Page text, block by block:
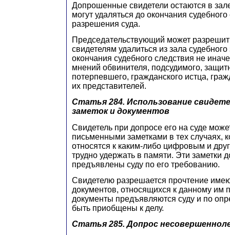
Допрошенные свидетели остаются в
могут удаляться до окончания
разрешения суда.
Председательствующий может
свидетелям удалиться из зала
окончания судебного следствия не
мнений обвинителя, подсудимого,
потерпевшего, гражданского истца,
их представителей.
Статья 284. Использование
заметок и документов
Свидетель при допросе его на суде
письменными заметками в тех случаях,
относятся к каким-либо цифровым и
трудно удержать в памяти. Эти заметки
предъявлены суду по его требованию.
Свидетелю разрешается прочтение
документов, относящихся к данному им
документы предъявляются суду и по
быть приобщены к делу.
Статья 285. Допрос